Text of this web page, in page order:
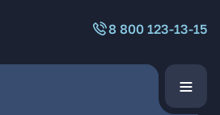
8 800 123-13-15